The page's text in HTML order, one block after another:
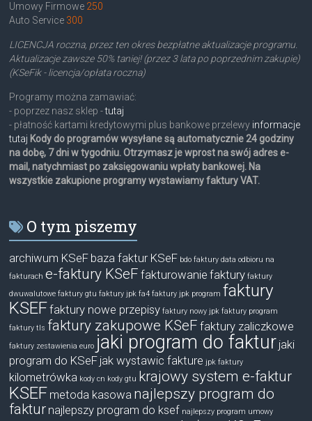
Umowy Firmowe 250
Auto Service 300
LICENCJA roczna, przez ten okres bezpłatne aktualizacje programu.
Aktualizacje zawsze 50% taniej! (przez 3 lata po poprzednim zakupie)
(KSeFik - licencja/opłata roczna)
Programy można zamawiać:
- poprzez nasz sklep -tutaj
- płatność kartami kredytowymi plus bankowe przelewy informacje
tutaj Kody do programów wysyłane są automatycznie 24 godziny
na dobę, 7 dni w tygodniu. Otrzymasz je wprost na swój adres e-
mail, natychmiast po zaksięgowaniu wpłaty bankowej. Na
wszystkie zakupione programy wystawiamy faktury VAT.
O tym piszemy
archiwum KSeF baza faktur KSeF bdo faktury data odbioru na
fakturach e-faktury KSeF fakturowanie faktury faktury
dwuwalutowe faktury gtu faktury jpk fa4 faktury jpk program faktury
KSEFfaktury nowe przepisy faktury nowy jpk faktury program
faktury tls faktury zakupowe KSeF faktury zaliczkowe
faktury zestawienia euro jaki program do faktur jaki
program do KSeF jak wystawic fakture jpk faktury
kilometrówka kody cn kody gtu krajowy system e-faktur
KSEF metoda kasowa najlepszy program do
faktur najlepszy program do ksef najlepszy program umowy